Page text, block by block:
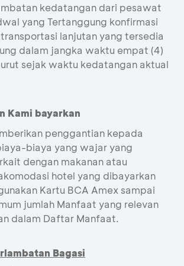
kedatangan dari pesawat
yang Tertanggung konfirmasi
lanjutan yang tersedia
dalam jangka waktu empat (4)
sejak waktu kedatangan aktual
Kami bayarkan
penggantian kepada
biaya yang wajar yang
dengan makanan atau
hotel yang dibayarkan
Kartu BCA Amex sampai
jumlah Manfaat yang relevan
dalam Daftar Manfaat.
Bagasi